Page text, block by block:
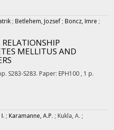
; Betlehem, Jozsef ; Boncz, Imre ;
MELLITUS AND
S283-S283. Paper: EPH100 , 1 p.
; Karamanne, A.P. ; Kukla, A. ;